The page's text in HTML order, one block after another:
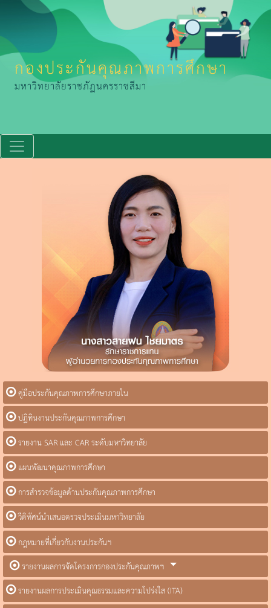
กองประกันคุณภาพการศึกษา
มหาวิทยาลัยราชภัฏนครราชสีมา
คู่มือประกันคุณภาพการศึกษาภายใน
ปฏิทินงานประกันคุณภาพการศึกษา
รายงาน SAR และ CAR ระดับมหาวิทยาลัย
แผนพัฒนาคุณภาพการศึกษา
การสำรวจข้อมูลด้านประกันคุณภาพการศึกษา
วีดิทัศน์นำเสนอตรวจประเมินมหาวิทยาลัย
กฎหมายที่เกี่ยวกับงานประกันฯ
รายงานผลการจัดโครงการกองประกันคุณภาพฯ
รายงานผลการประเมินคุณธรรมและความโปร่งใส (ITA)